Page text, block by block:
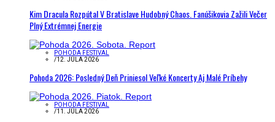
Kim Dracula Rozpútal V Bratislave Hudobný Chaos. Fanúšikovia Zažili Večer
Plný Extrémnej Energie
POHODA FESTIVAL
/12. JÚLA 2026
Pohoda 2026: Posledný Deň Priniesol Veľké Koncerty Aj Malé Príbehy
POHODA FESTIVAL
/11. JÚLA 2026